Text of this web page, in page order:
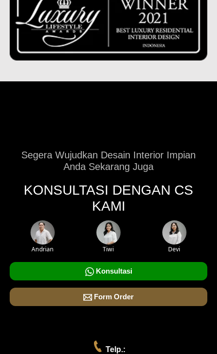
Segera Wujudkan Desain Interior Impian
Anda Sekarang Juga
KONSULTASI DENGAN CS
KAMI
Andrian Tiwi Devi
Konsultasi
Form Order
Telp.: